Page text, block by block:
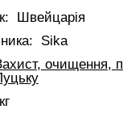
Швейцарія
Sika
очищення,